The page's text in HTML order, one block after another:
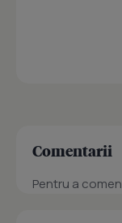
Comentarii
Pentru a